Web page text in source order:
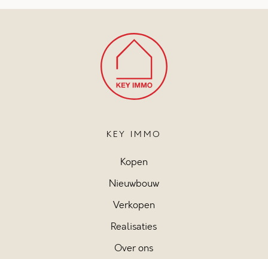
KEY IMMO
Kopen
Nieuwbouw
Verkopen
Realisaties
Over ons